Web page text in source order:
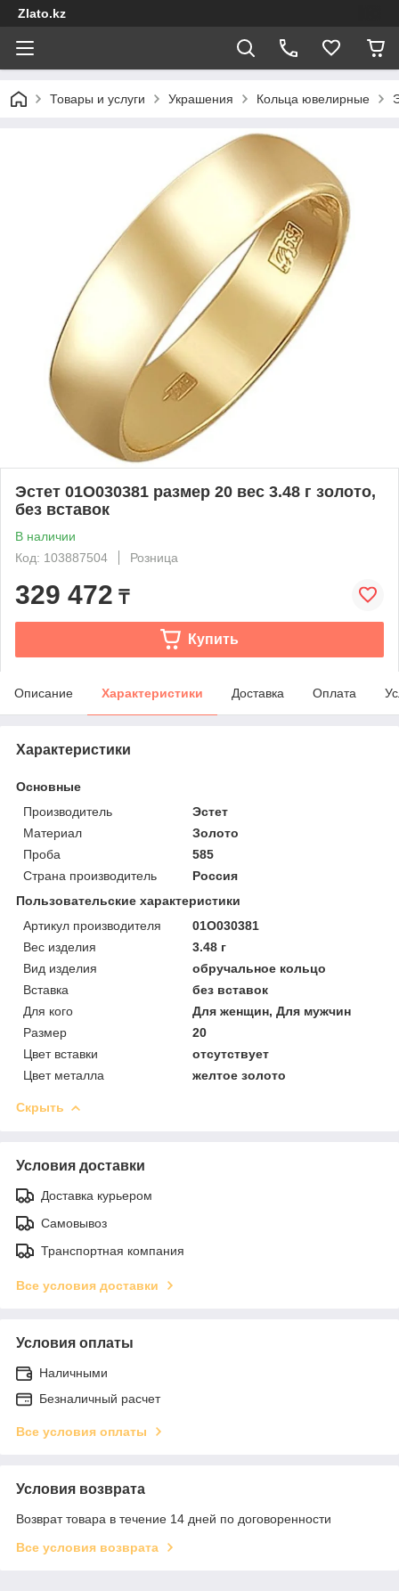
Zlato.kz
Товары и услуги Украшения Кольца ювелирные
Эстет 01О030381 размер 20 вес 3.48 г золото,
без вставок
В наличии
Код: 103887504
Розница
329 472 ₸
Купить
Описание Характеристики Доставка Оплата
Характеристики
Основные
Производитель
Эстет
Материал
Золото
Проба
585
Страна производитель
Россия
Пользовательские характеристики
Артикул производителя
01О030381
Вес изделия
3.48 г
Вид изделия
обручальное кольцо
Вставка
без вставок
Для кого
Для женщин, Для мужчин
Размер
20
Цвет вставки
отсутствует
Цвет металла
желтое золото
Скрыть
Условия доставки
Доставка курьером
Самовывоз
Транспортная компания
Все условия доставки
Условия оплаты
Наличными
Безналичный расчет
Все условия оплаты
Условия возврата
Возврат товара в течение 14 дней по договоренности
Все условия возврата